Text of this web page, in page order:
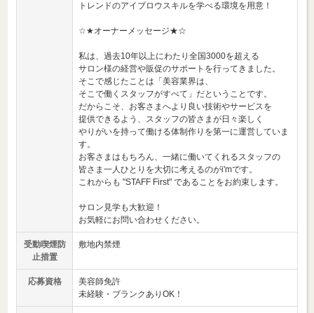
トレンドのアイブロウスキルを学べる環境を用意！
☆★オーナーメッセージ★☆
私は、過去10年以上にわたり全国3000を超える
サロン様の経営や販促のサポートを行ってきました。
そこで感じたことは「美容業界は、
そこで働くスタッフがすべて」だということです。
だからこそ、お客さまへより良い技術やサービスを
提供できるよう、スタッフの皆さまが日々楽しく
やりがいを持って働ける体制作りを第一に運営していま
す。
お客さまはもちろん、一緒に働いてくれるスタッフの
皆さま一人ひとりを大切に考えるのがi'mです。
これからも "STAFF First" であることをお約束します。
サロン見学も大歓迎！
お気軽にお問い合わせください。
受動喫煙防
止措置
敷地内禁煙
応募資格
美容師免許
未経験・ブランクありOK！